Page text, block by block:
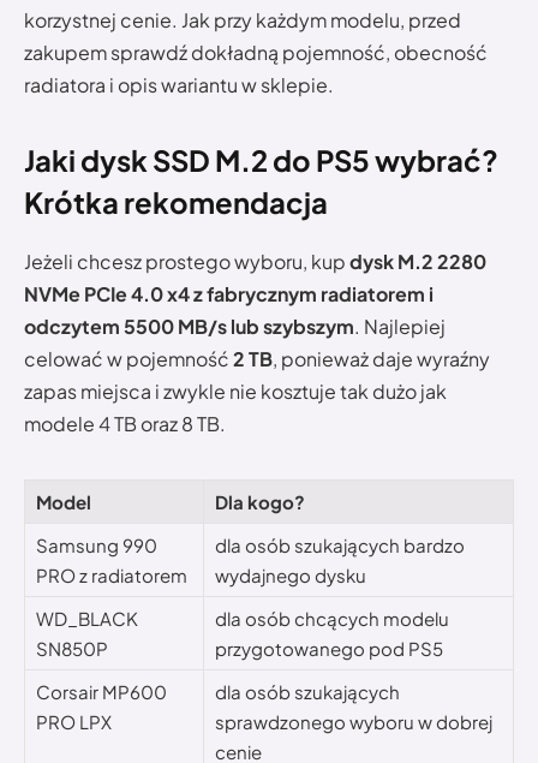
korzystnej cenie. Jak przy każdym modelu, przed
zakupem sprawdź dokładną pojemność, obecność
radiatora i opis wariantu w sklepie.
Jaki dysk SSD M.2 do PS5 wybrać?
Krótka rekomendacja
Jeżeli chcesz prostego wyboru, kupdysk M.2 2280
NVMe PCIe 4.0 x4 z fabrycznym radiatorem i
odczytem 5500 MB/s lub szybszym. Najlepiej
celować w pojemność2 TB, ponieważ daje wyraźny
zapas miejsca i zwykle nie kosztuje tak dużo jak
modele 4 TB oraz 8 TB.
Model
Dla kogo?
Samsung 990
PRO z radiatorem
dla osób szukających bardzo
wydajnego dysku
WD_BLACK
SN850P
dla osób chcących modelu
przygotowanego pod PS5
Corsair MP600
PRO LPX
dla osób szukających
sprawdzonego wyboru w dobrej
cenie